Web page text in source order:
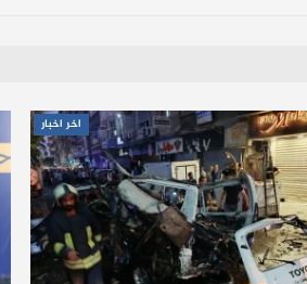
اخر اخبار